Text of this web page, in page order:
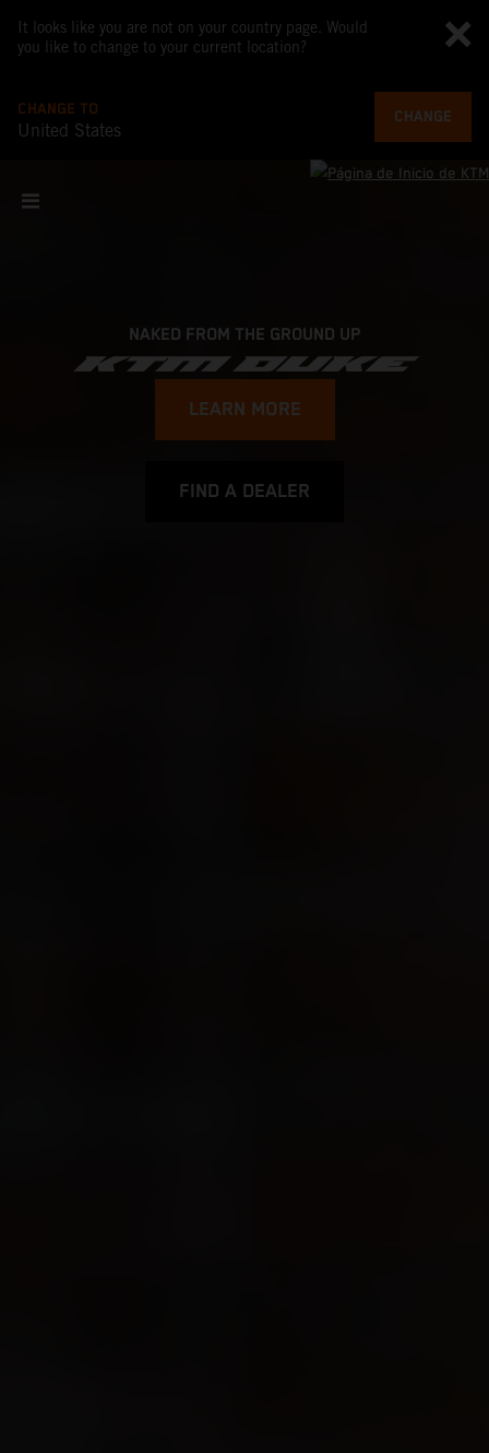
It looks like you are not on your country page. Would
you like to change to your current location?
CHANGE TO
United States
CHANGE
NAKED FROM THE GROUND UP
KTM DUKE
LEARN MORE
FIND A DEALER